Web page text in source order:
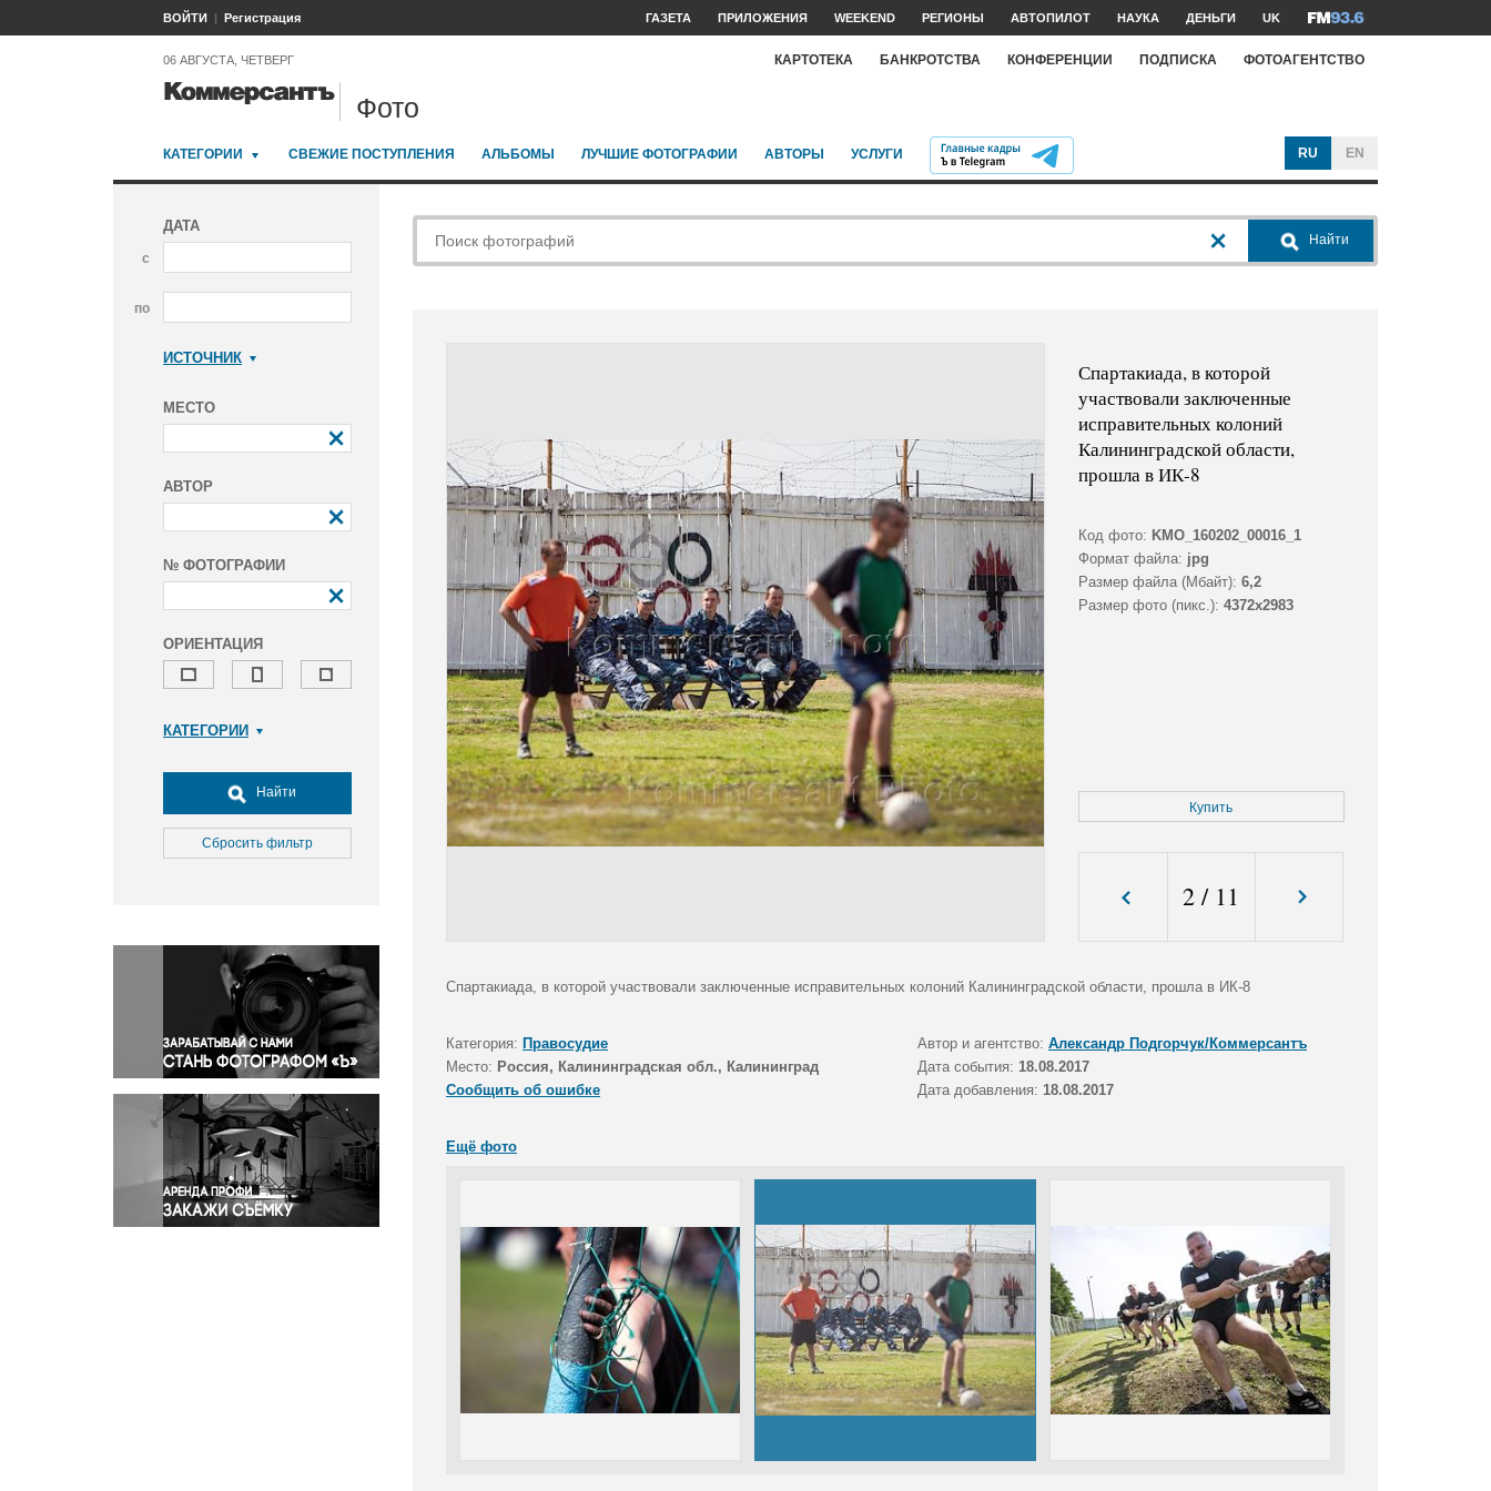
ВОЙТИ Регистрация ГАЗЕТА ПРИЛОЖЕНИЯ WEEKEND РЕГИОНЫ АВТОПИЛОТ НАУКА ДЕНЬГИ UK
06 АВГУСТА, ЧЕТВЕРГ КАРТОТЕКА БАНКРОТСТВА КОНФЕРЕНЦИИ ПОДПИСКА ФОТОАГЕНТСТВО
Фото
КАТЕГОРИИ СВЕЖИЕ ПОСТУПЛЕНИЯ АЛЬБОМЫ ЛУЧШИЕ ФОТОГРАФИИ АВТОРЫ УСЛУГИ RU EN
ДАТА
с
по
ИСТОЧНИК
МЕСТО
АВТОР
№ ФОТОГРАФИИ
ОРИЕНТАЦИЯ
КАТЕГОРИИ
Досуг, туризм и отдых
Культура
Медицина
Окружающая среда
Политика
Правосудие
Происшествия и конфликты
Религия
Светская жизнь
Спорт
Экология
Экономика и бизнес
Найти
Сбросить фильтр
Найти
Спартакиада, в которой
участвовали заключенные
исправительных колоний
Калининградской области,
прошла в ИК-8
Код фото: KMO_160202_00016_1
Формат файла: jpg
Размер файла (Мбайт): 6,2
Размер фото (пикс.): 4372x2983
Купить
2 / 11
Спартакиада, в которой участвовали заключенные исправительных колоний Калининградской области, прошла в ИК-8
Категория: Правосудие Автор и агентство: Александр Подгорчук/Коммерсантъ
Место: Россия, Калининградская обл., Калининград Дата события: 18.08.2017
Сообщить об ошибке
Дата добавления: 18.08.2017
Ещё фото